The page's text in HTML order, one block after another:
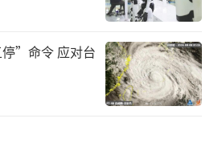
”命令 应对台